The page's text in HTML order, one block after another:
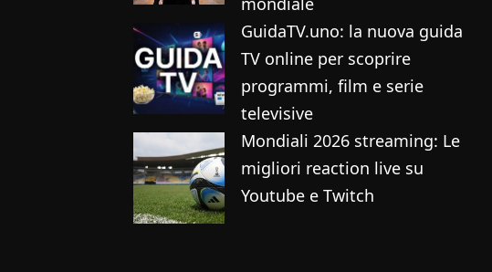
GuidaTV.uno: la nuova guida
TV online per scoprire
programmi, film e serie
televisive
Mondiali 2026 streaming: Le
migliori reaction live su
Youtube e Twitch